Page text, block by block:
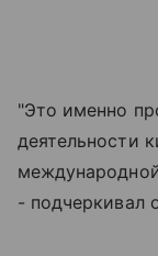
"Это именно
деятельности
- подчеркивал